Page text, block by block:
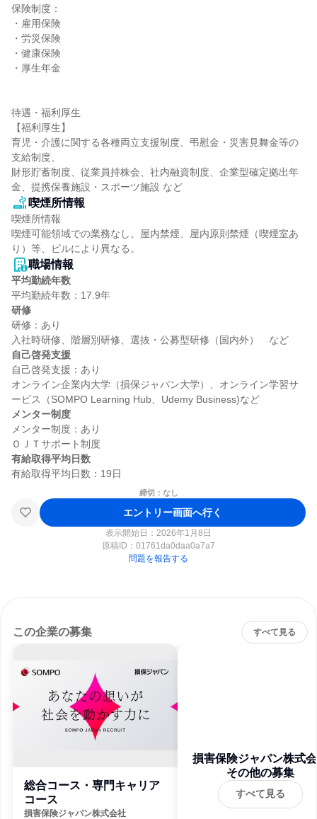
保険制度：
・雇用保険
・労災保険
・健康保険
・厚生年金
待遇・福利厚生
【福利厚生】
育児・介護に関する各種両立支援制度、弔慰金・災害見舞金等の
支給制度、
財形貯蓄制度、従業員持株会、社内融資制度、企業型確定拠出年
金、提携保養施設・スポーツ施設 など
喫煙所情報
喫煙所情報
喫煙可能領域での業務なし。屋内禁煙、屋内原則禁煙（喫煙室あ
り）等、ビルにより異なる。
職場情報
平均勤続年数
研修
研修：あり
自己啓発支援
自己啓発支援：あり
オンライン企業内大学（損保ジャパン大学）、オンライン学習サ
メンター制度
メンター制度：あり
有給取得平均日数
締切：なし
エントリー画面へ行く
表示開始日：2026年1月8日
原稿ID： 01761da0daa0a7a7
問題を報告する
この企業の募集 すべて見る
総合コース・専門キャリア
コース
損害保険ジャパン株式会社
損害保険ジャパン株式
その他の募集
すべて見る